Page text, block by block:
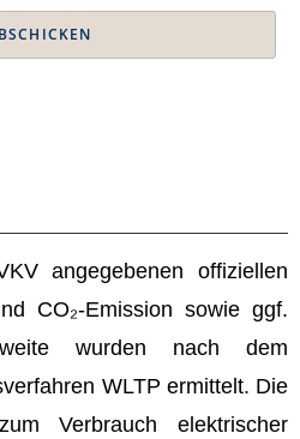
angegebenen offiziellen
CO₂-Emission sowie ggf.
wurden nach dem
WLTP ermittelt. Die
Verbrauch elektrischer